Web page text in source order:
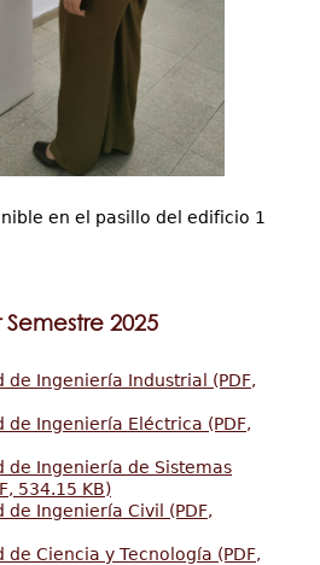
en el pasillo del edificio 1
2025
de Ingeniería Industrial (PDF,
de Ingeniería Eléctrica (PDF,
de Ingeniería de Sistemas
534.15 KB)
Ingeniería Civil (PDF,
Ciencia y Tecnología (PDF,